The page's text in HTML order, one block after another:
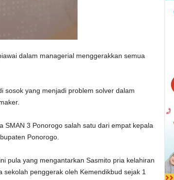
dalam managerial menggerakkan semua
sosok yang menjadi problem solver dalam
SMAN 3 Ponorogo salah satu dari empat kepala
Ponorogo.
pula yang mengantarkan Sasmito pria kelahiran
penggerak oleh Kemendikbud sejak 1